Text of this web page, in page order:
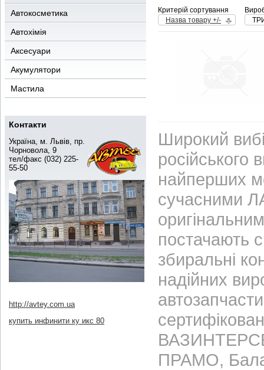
Автокосметика
Автохімія
Аксесуари
Акумулятори
Мастила
Контакти
Україна, м. Львів, пр.
Чорновола, 9
тел/факс (032) 225-
55-50
http://avtey.com.ua
купить инфинити ку икс 80
Критерій сортування
Назва товару +/-
Широкий
найперших
сучасними
постачають
збиральні
надійних
ПРАМО,